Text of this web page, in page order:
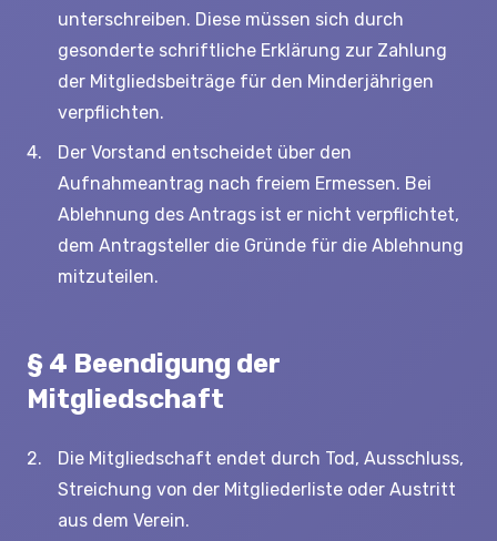
unterschreiben. Diese müssen sich durch
gesonderte schriftliche Erklärung zur Zahlung
der Mitgliedsbeiträge für den Minderjährigen
verpflichten.
Der Vorstand entscheidet über den
Aufnahmeantrag nach freiem Ermessen. Bei
Ablehnung des Antrags ist er nicht verpflichtet,
dem Antragsteller die Gründe für die Ablehnung
mitzuteilen.
§ 4 Beendigung der
Mitgliedschaft
Die Mitgliedschaft endet durch Tod, Ausschluss,
Streichung von der Mitgliederliste oder Austritt
aus dem Verein.